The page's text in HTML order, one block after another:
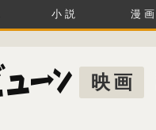
小説 漫画
映画